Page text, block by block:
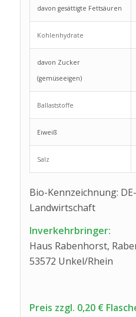
davon gesättigte Fettsäuren
Kohlenhydrate
davon Zucker
(gemüseeigen)
Ballaststoffe
Eiweiß
Salz
Bio-Kennzeichnung:
Landwirtschaft
Inverkehrbringer:
Haus Rabenhorst,
53572 Unkel/Rhein
Preis zzgl. 0,20 €